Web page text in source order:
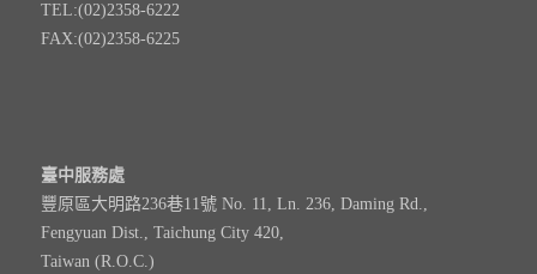
TEL:(02)2358-6222
FAX:(02)2358-6225
臺中服務處
豐原區大明路236巷11號 No. 11, Ln. 236, Daming Rd.,
Fengyuan Dist., Taichung City 420,
Taiwan (R.O.C.)